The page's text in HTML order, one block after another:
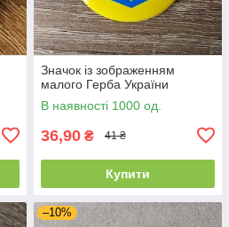
Значок із зображенням
малого Герба України
В наявності 1000 од.
36,90 ₴ 41 ₴
Купити
–10%